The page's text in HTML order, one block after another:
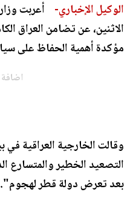
الوكيل الإخباري- أعربت
الاثنين، عن تضامن العراق
مؤكدة أهمية الحفاظ على
وقالت الخارجية العراقية في
التصعيد الخطير والمتسارع
بعد تعرض دولة قطر لهجوم".